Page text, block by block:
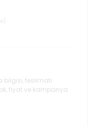
bilgisi, teslimatı
fiyat ve kampanya